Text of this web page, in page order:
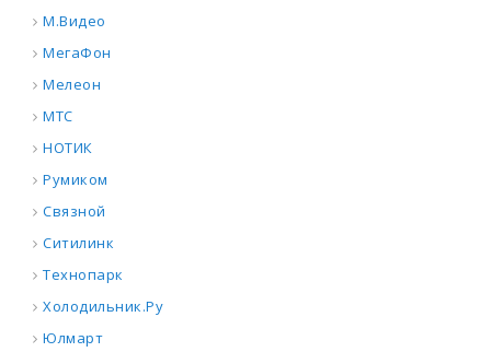
М.Видео
МегаФон
Мелеон
МТС
НОТИК
Румиком
Связной
Ситилинк
Технопарк
Холодильник.Ру
Юлмарт